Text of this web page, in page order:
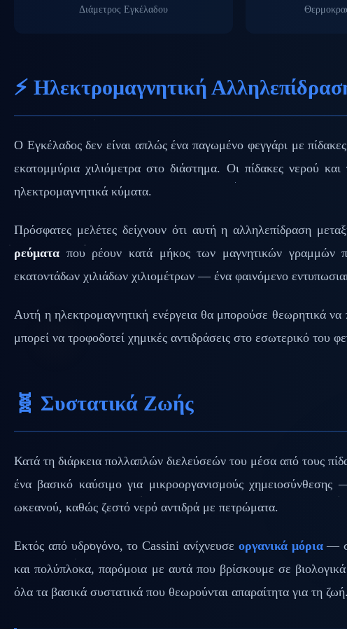
Διάμετρος Εγκέλαδου
⚡ Ηλεκτρομαγνητική
Ο Εγκέλαδος δεν είναι απλώς ένα παγωμένο φεγγάρι με
εκατομμύρια χιλιόμετρα στο διάστημα. Οι πίδακες νερού
ηλεκτρομαγνητικά κύματα.
Πρόσφατες μελέτες δείχνουν ότι αυτή η αλληλεπίδραση
ρεύματα που ρέουν κατά μήκος των μαγνητικών γραμμών
εκατοντάδων χιλιάδων χιλιομέτρων — ένα φαινόμενο
Αυτή η ηλεκτρομαγνητική ενέργεια θα μπορούσε θεωρητικά
μπορεί να τροφοδοτεί χημικές αντιδράσεις στο εσωτερικό του
🧬 Συστατικά Ζωής
Κατά τη διάρκεια πολλαπλών διελεύσεών του μέσα από τους
ένα βασικό καύσιμο για μικροοργανισμούς
ωκεανού, καθώς ζεστό νερό αντιδρά με πετρώματα.
Εκτός από υδρογόνο, το Cassini ανίχνευσε οργανικά μόρια—
και πολύπλοκα, παρόμοια με αυτά που βρίσκουμε σε
όλα τα βασικά συστατικά που θεωρούνται απαραίτητα για τη ζωή.